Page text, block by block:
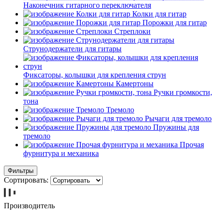
Наконечник гитарного переключателя
Колки для гитар
Порожки для гитар
Стреплоки
Струнодержатели для гитары
Фиксаторы, колышки для крепления струн
Камертоны
Ручки громкости,
тона
Тремоло
Рычаги для тремоло
Пружины для
тремоло
Прочая
фурнитура и механика
Фильтры
Сортировать:
Производитель